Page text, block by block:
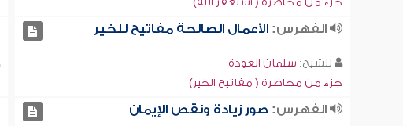
الفهرس:الأعمال الصالحة مفاتيح للخير
للشيخ: سلمان العودة
جزء من محاضرة ( مفاتيح الخير)
الفهرس: صور زيادة ونقص الإيمان